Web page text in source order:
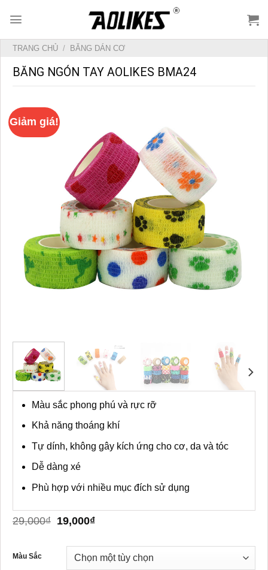
TRANG CHỦ / BĂNG DÁN CƠ
BĂNG NGÓN TAY AOLIKES BMA24
Giảm giá!
Màu sắc phong phú và rực rỡ
Khả năng thoáng khí
Tự dính, không gây kích ứng cho cơ, da và tóc
Dễ dàng xé
Phù hợp với nhiều mục đích sử dụng
29,000₫ Giá
29,000₫.
19,000₫Giá
19,000₫.
Màu Sắc